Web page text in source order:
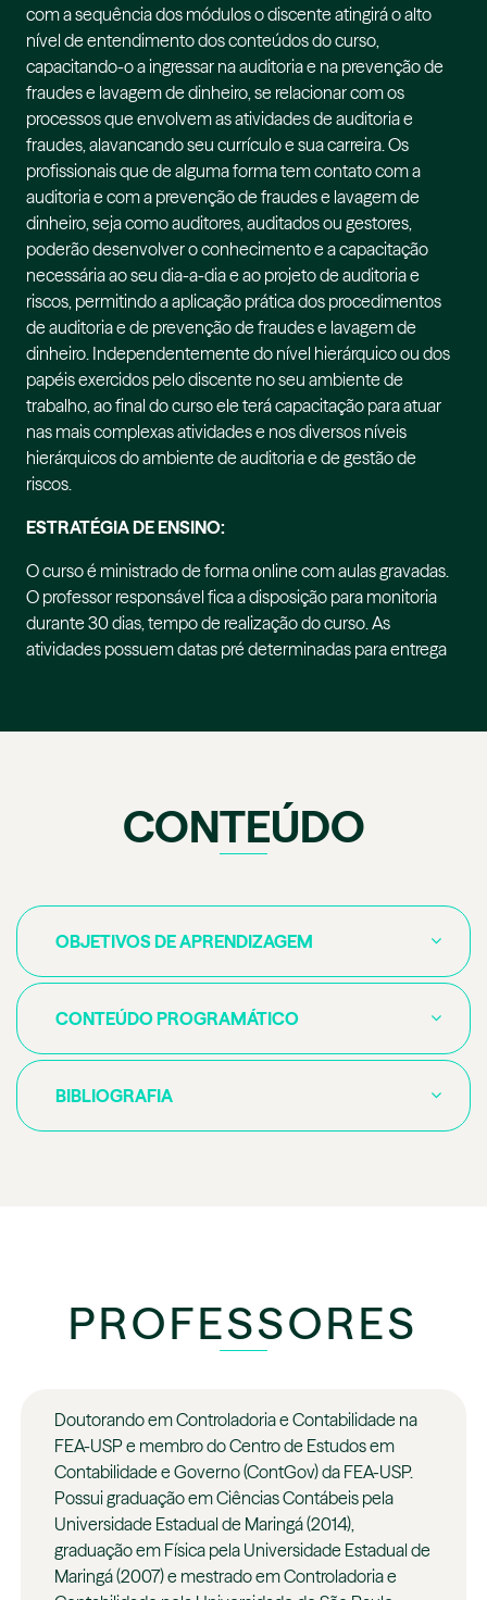
com a sequência dos módulos o discente atingirá o alto
nível de entendimento dos conteúdos do curso,
capacitando-o a ingressar na auditoria e na prevenção de
fraudes e lavagem de dinheiro, se relacionar com os
processos que envolvem as atividades de auditoria e
fraudes, alavancando seu currículo e sua carreira. Os
profissionais que de alguma forma tem contato com a
auditoria e com a prevenção de fraudes e lavagem de
dinheiro, seja como auditores, auditados ou gestores,
poderão desenvolver o conhecimento e a capacitação
necessária ao seu dia-a-dia e ao projeto de auditoria e
riscos, permitindo a aplicação prática dos procedimentos
de auditoria e de prevenção de fraudes e lavagem de
dinheiro. Independentemente do nível hierárquico ou dos
papéis exercidos pelo discente no seu ambiente de
trabalho, ao final do curso ele terá capacitação para atuar
nas mais complexas atividades e nos diversos níveis
hierárquicos do ambiente de auditoria e de gestão de
riscos.
ESTRATÉGIA DE ENSINO:
O curso é ministrado de forma online com aulas gravadas.
O professor responsável fica a disposição para monitoria
durante 30 dias, tempo de realização do curso. As
atividades possuem datas pré determinadas para entrega
CONTEÚDO
OBJETIVOS DE APRENDIZAGEM
CONTEÚDO PROGRAMÁTICO
BIBLIOGRAFIA
PROFESSORES
Doutorando em Controladoria e Contabilidade na
FEA-USP e membro do Centro de Estudos em
Contabilidade e Governo (ContGov) da FEA-USP.
Possui graduação em Ciências Contábeis pela
Universidade Estadual de Maringá (2014),
graduação em Física pela Universidade Estadual de
Maringá (2007) e mestrado em Controladoria e